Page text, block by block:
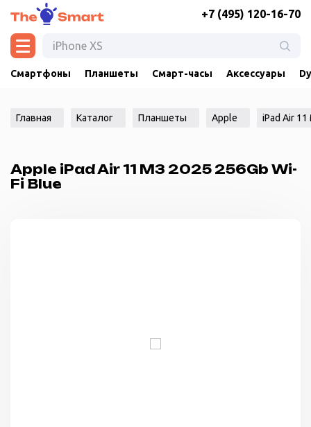
+7 (495) 120-16-70
Смартфоны Планшеты Смарт-часы Аксессуары
Главная Каталог Планшеты Apple iPad Air 11
Apple iPad Air 11 M3 2025 256Gb Wi-
Fi Blue